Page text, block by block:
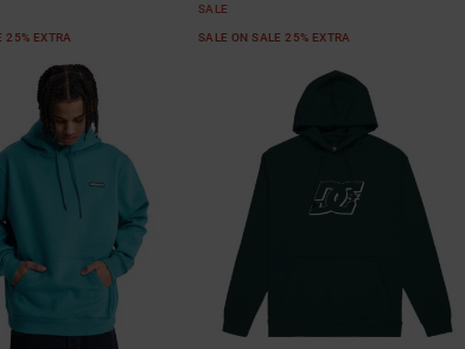
25% EXTRA
SALE
SALE ON SALE 25% EXTRA